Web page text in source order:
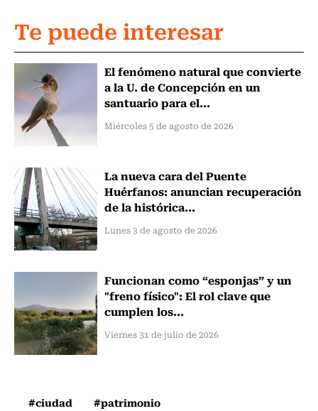
Te puede interesar
El fenómeno natural que convierte
a la U. de Concepción en un
santuario para el...
Miércoles 5 de agosto de 2026
La nueva cara del Puente
Huérfanos: anuncian recuperación
de la histórica...
Lunes 3 de agosto de 2026
Funcionan como “esponjas” y un
"freno físico": El rol clave que
cumplen los...
Viernes 31 de julio de 2026
#ciudad #patrimonio